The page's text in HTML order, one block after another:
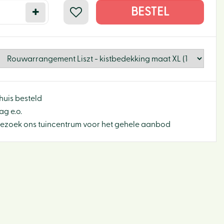
besteld
e.o.
ons tuincentrum voor het gehele aanbod